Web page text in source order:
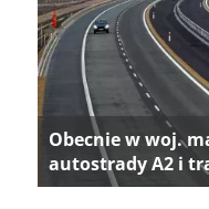
Obecnie w woj.
autostrady A2 i